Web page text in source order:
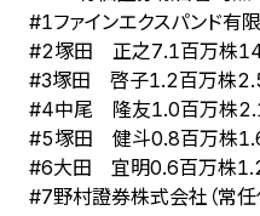
#1ファインエクスパンド有
#2塚田 正之7.1百万株
#3塚田 啓子1.2百万株
#4中尾 隆友1.0百万株
#5塚田 健斗0.8百万株
#6大田 宜明0.6百万株
#7野村證券株式会社（常